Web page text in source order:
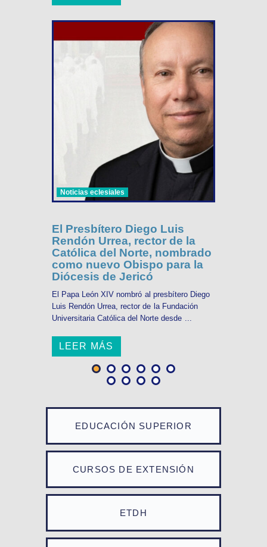
EDUCACIÓN SUPERIOR
CURSOS DE EXTENSIÓN
ETDH
Noticias eclesiales
El Presbítero Diego Luis
Rendón Urrea, rector de la
Católica del Norte, nombrado
como nuevo Obispo para la
Diócesis de Jericó
El Papa León XIV nombró al presbítero Diego
Luis Rendón Urrea, rector de la Fundación
Universitaria Católica del Norte desde ...
LEER MÁS